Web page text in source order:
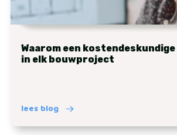
Waarom een
in elk bouwproject
lees blog